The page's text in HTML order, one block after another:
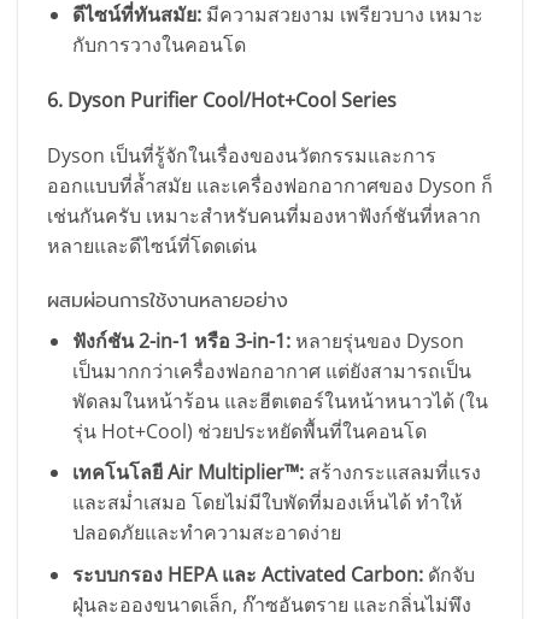
ดีไซน์ที่ทันสมัย:มีความสวยงาม เพรียวบาง เหมาะ
กับการวางในคอนโด
6. Dyson Purifier Cool/Hot+Cool Series
Dyson เป็นที่รู้จักในเรื่องของนวัตกรรมและการ
ออกแบบที่ล้ำสมัย และเครื่องฟอกอากาศของ Dyson ก็
เช่นกันครับ เหมาะสำหรับคนที่มองหาฟังก์ชันที่หลาก
หลายและดีไซน์ที่โดดเด่น
ผสมผ่อนการใช้งานหลายอย่าง
ฟังก์ชัน 2-in-1 หรือ 3-in-1:หลายรุ่นของ Dyson
เป็นมากกว่าเครื่องฟอกอากาศ แต่ยังสามารถเป็น
พัดลมในหน้าร้อน และฮีตเตอร์ในหน้าหนาวได้ (ใน
รุ่น Hot+Cool) ช่วยประหยัดพื้นที่ในคอนโด
เทคโนโลยี Air Multiplier™:สร้างกระแสลมที่แรง
และสม่ำเสมอ โดยไม่มีใบพัดที่มองเห็นได้ ทำให้
ปลอดภัยและทำความสะอาดง่าย
ระบบกรอง HEPA และ Activated Carbon:ดักจับ
ฝุ่นละอองขนาดเล็ก, ก๊าซอันตราย และกลิ่นไม่พึง